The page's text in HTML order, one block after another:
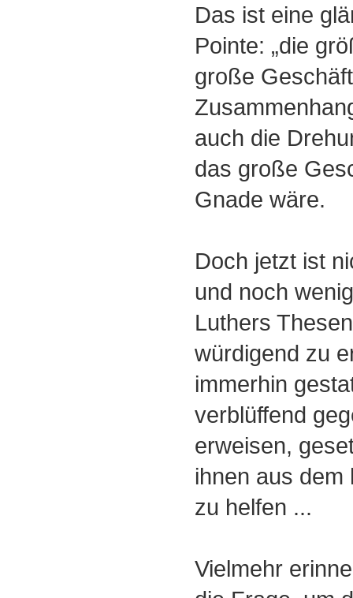
Das ist eine
Pointe: „die
große
auch die
das große
Gnade wäre.
Doch jetzt ist
und noch
Luthers
würdigend zu
immerhin
verblüffend
erweisen,
ihnen aus
zu helfen ...
Vielmehr